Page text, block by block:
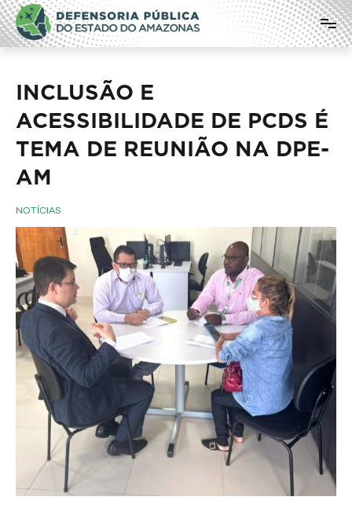
Pular
para
o
conteúdo
Defensoria Pública do Estado do
Amazonas
INCLUSÃO E
ACESSIBILIDADE DE PCDS É
TEMA DE REUNIÃO NA DPE-
AM
NOTÍCIAS